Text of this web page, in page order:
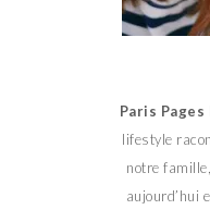
Paris Pages
lifestyle
notre
aujourd’hui